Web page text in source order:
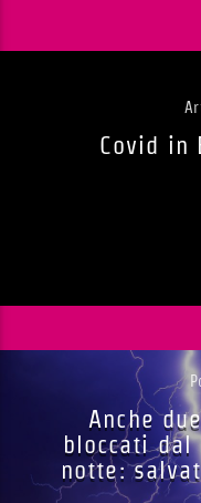
Covid in
Anche
bloccati dal
notte: